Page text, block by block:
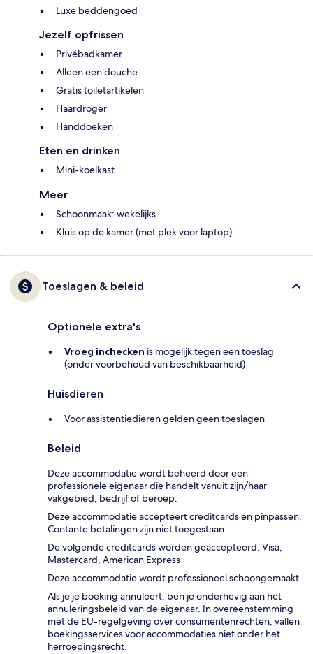
Luxe beddengoed
Jezelf opfrissen
Privébadkamer
Alleen een douche
Gratis toiletartikelen
Haardroger
Handdoeken
Eten en drinken
Mini-koelkast
Meer
Schoonmaak: wekelijks
Kluis op de kamer (met plek voor laptop)
Toeslagen & beleid
Optionele extra's
Vroeg inchecken is mogelijk tegen een toeslag
(onder voorbehoud van beschikbaarheid)
Huisdieren
Voor assistentiedieren gelden geen toeslagen
Beleid
Deze accommodatie wordt beheerd door een
professionele eigenaar die handelt vanuit zijn/haar
vakgebied, bedrijf of beroep.
Deze accommodatie accepteert creditcards en pinpassen.
Contante betalingen zijn niet toegestaan.
De volgende creditcards worden geaccepteerd: Visa,
Mastercard, American Express
Deze accommodatie wordt professioneel schoongemaakt.
Als je je boeking annuleert, ben je onderhevig aan het
annuleringsbeleid van de eigenaar. In overeenstemming
met de EU-regelgeving over consumentenrechten, vallen
boekingsservices voor accommodaties niet onder het
herroepingsrecht.